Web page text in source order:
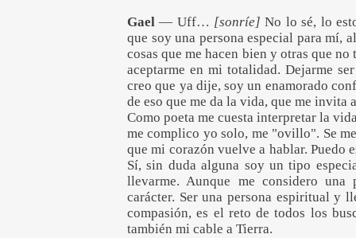
Gael— Uff… [sonríe] No lo sé, lo
que soy una persona especial para mí,
cosas que me hacen bien y otras que
aceptarme en mi totalidad. Dejarme
creo que ya dije, soy un enamorado
de eso que me da la vida, que me invita
Como poeta me cuesta interpretar la
me complico yo solo, me "ovillo". Se
que mi corazón vuelve a hablar. Puedo
Sí, sin duda alguna soy un tipo
llevarme. Aunque me considero una
carácter. Ser una persona espiritual y
compasión, es el reto de todos los
también mi cable a Tierra.